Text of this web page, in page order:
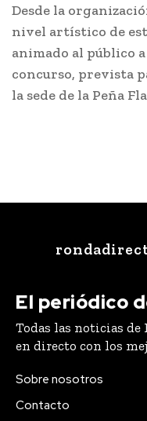
Desde la
nivel artístico de
animado al público
concurso, prevista
la sede de la Peña
El periódico
Todas las noticias de
en directo con los
Sobre nosotros
Contacto